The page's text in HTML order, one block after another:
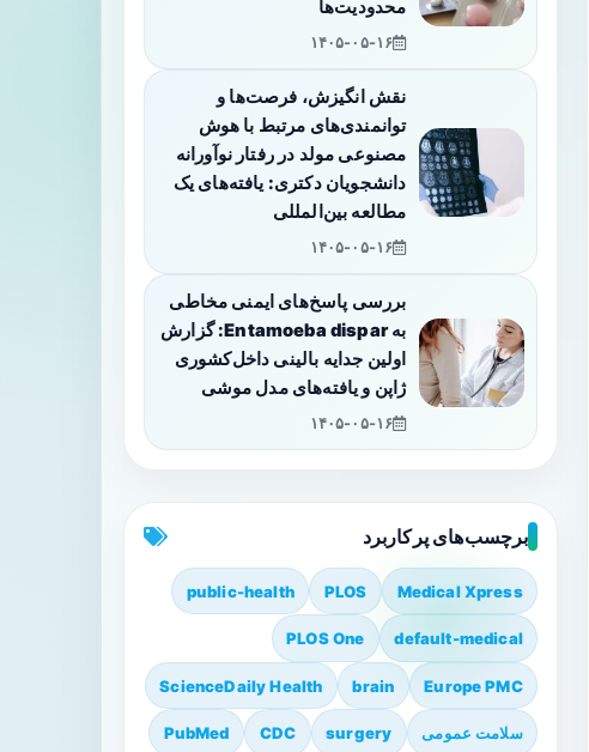
محدودیت‌ها
۱۴۰۵-۰۵-۱۶
نقش انگیزش، فرصت‌ها و
توانمندی‌های مرتبط با هوش
مصنوعی مولد در رفتار نوآورانه
دانشجویان دکتری: یافته‌های یک
مطالعه بین‌المللی
۱۴۰۵-۰۵-۱۶
بررسی پاسخ‌های ایمنی مخاطی
به Entamoeba dispar: گزارش
اولین جدایه بالینی داخل‌کشوری
ژاپن و یافته‌های مدل موشی
۱۴۰۵-۰۵-۱۶
برچسب‌های پرکاربرد
Medical Xpress
PLOS
public-health
default-medical
PLOS One
Europe PMC
brain
ScienceDaily Health
سلامت عمومی surgery
CDC
PubMed